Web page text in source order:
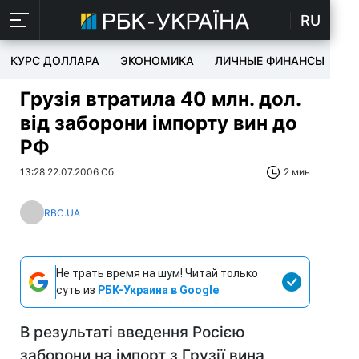
RU
КУРС ДОЛЛАРА ЭКОНОМИКА ЛИЧНЫЕ ФИНАНСЫ
Грузія втратила 40 млн. дол.
від заборони імпорту вин до
РФ
13:28 22.07.2006 Сб 2 мин
RBC.UA
Не трать время на шум! Читай только
суть из РБК-Украина в Google
В результаті введення Росією